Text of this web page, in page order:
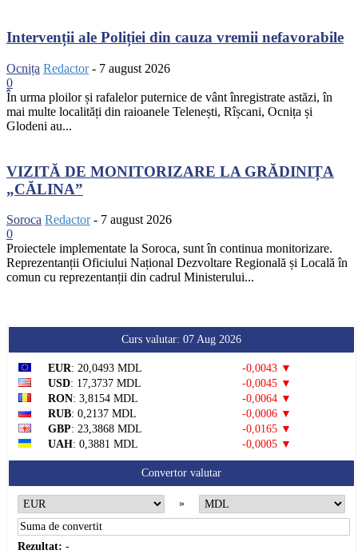
Intervenții ale Poliției din cauza vremii nefavorabile
Ocnița Redactor - 7 august 2026
0
În urma ploilor și rafalelor puternice de vânt înregistrate astăzi, în
mai multe localități din raioanele Telenești, Rîșcani, Ocnița și
Glodeni au...
VIZITĂ DE MONITORIZARE LA GRĂDINIȚA
„CĂLINA”
Soroca Redactor - 7 august 2026
0
Proiectele implementate la Soroca, sunt în continua monitorizare.
Reprezentanții Oficiului Național Dezvoltare Regională și Locală în
comun cu reprezentanții din cadrul Ministerului...
Curs valutar: 07 Aug 2026
EUR: 20,0493 MDL
-0,0043 ▼
USD: 17,3737 MDL
-0,0045 ▼
RON: 3,8154 MDL
-0,0064 ▼
RUB: 0,2137 MDL
-0,0006 ▼
GBP: 23,3868 MDL
-0,0165 ▼
UAH: 0,3881 MDL -0,0005 ▼
Convertor valutar
»
Rezultat: -